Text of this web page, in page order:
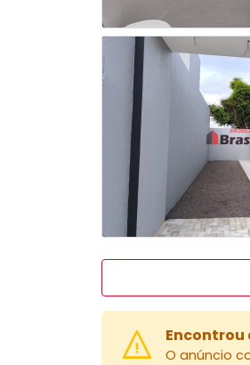
O anúncio